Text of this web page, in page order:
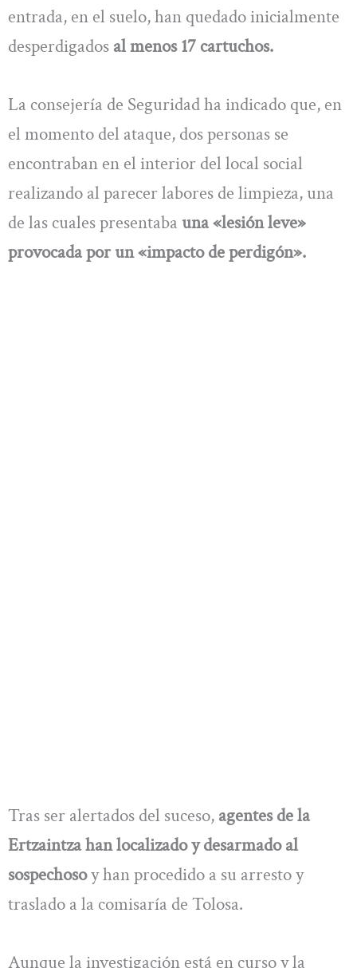
entrada, en el suelo, han quedado inicialmente
desperdigados al menos 17 cartuchos.
La consejería de Seguridad ha indicado que, en
el momento del ataque, dos personas se
encontraban en el interior del local social
realizando al parecer labores de limpieza, una
de las cuales presentaba una «lesión leve»
provocada por un «impacto de perdigón».
Tras ser alertados del suceso, agentes de la
Ertzaintza han localizado y desarmado al
sospechosoy han procedido a su arresto y
traslado a la comisaría de Tolosa.
Aunque la investigación está en curso y la